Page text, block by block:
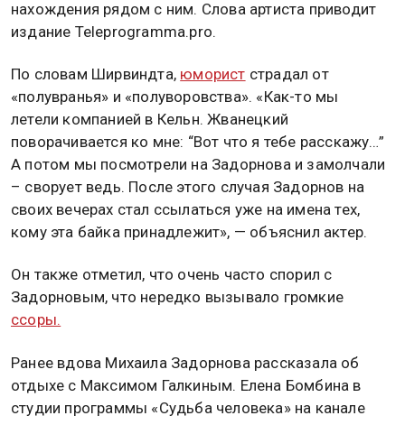
нахождения рядом с ним. Слова артиста приводит
издание Teleprogramma.pro.
По словам Ширвиндта, юморист страдал от
«полувранья» и «полуворовства». «Как-то мы
летели компанией в Кельн. Жванецкий
поворачивается ко мне: “Вот что я тебе расскажу…”
А потом мы посмотрели на Задорнова и замолчали
– сворует ведь. После этого случая Задорнов на
своих вечерах стал ссылаться уже на имена тех,
кому эта байка принадлежит», — объяснил актер.
Он также отметил, что очень часто спорил с
Задорновым, что нередко вызывало громкие
ссоры.
Ранее вдова Михаила Задорнова рассказала об
отдыхе с Максимом Галкиным. Елена Бомбина в
студии программы «Судьба человека» на канале